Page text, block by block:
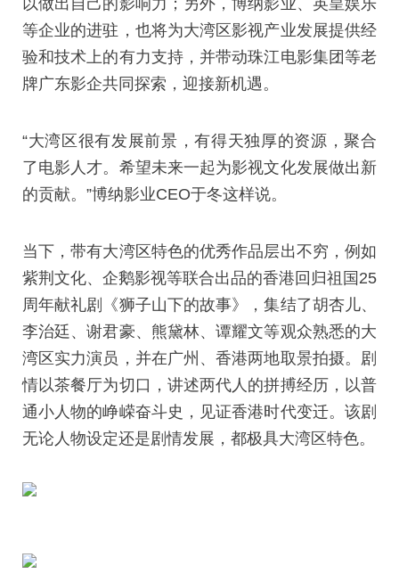
以做出自己的影响力；另外，博纳影业、英皇娱乐
等企业的进驻，也将为大湾区影视产业发展提供经
验和技术上的有力支持，并带动珠江电影集团等老
牌广东影企共同探索，迎接新机遇。
“大湾区很有发展前景，有得天独厚的资源，聚合
了电影人才。希望未来一起为影视文化发展做出新
的贡献。”博纳影业CEO于冬这样说。
当下，带有大湾区特色的优秀作品层出不穷，例如
紫荆文化、企鹅影视等联合出品的香港回归祖国25
周年献礼剧《狮子山下的故事》，集结了胡杏儿、
李治廷、谢君豪、熊黛林、谭耀文等观众熟悉的大
湾区实力演员，并在广州、香港两地取景拍摄。剧
情以茶餐厅为切口，讲述两代人的拼搏经历，以普
通小人物的峥嵘奋斗史，见证香港时代变迁。该剧
无论人物设定还是剧情发展，都极具大湾区特色。